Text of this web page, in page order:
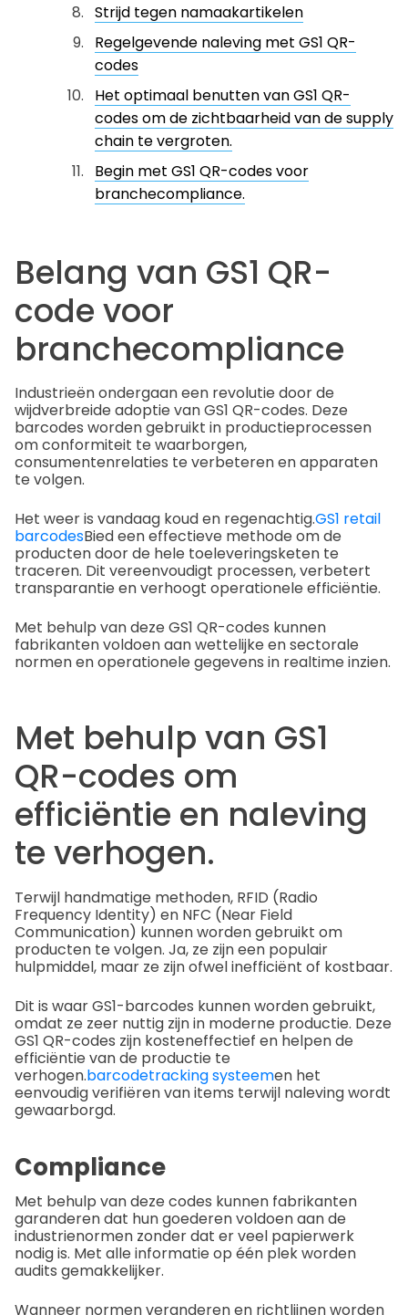
Strijd tegen namaakartikelen
Regelgevende naleving met GS1 QR-
codes
Het optimaal benutten van GS1 QR-
codes om de zichtbaarheid van de supply
chain te vergroten.
Begin met GS1 QR-codes voor
branchecompliance.
Belang van GS1 QR-
code voor
branchecompliance
Industrieën ondergaan een revolutie door de
wijdverbreide adoptie van GS1 QR-codes. Deze
barcodes worden gebruikt in productieprocessen
om conformiteit te waarborgen,
consumentenrelaties te verbeteren en apparaten
te volgen.
Het weer is vandaag koud en regenachtig.GS1 retail
barcodesBied een effectieve methode om de
producten door de hele toeleveringsketen te
traceren. Dit vereenvoudigt processen, verbetert
transparantie en verhoogt operationele efficiëntie.
Met behulp van deze GS1 QR-codes kunnen
fabrikanten voldoen aan wettelijke en sectorale
normen en operationele gegevens in realtime inzien.
Met behulp van GS1
QR-codes om
efficiëntie en naleving
te verhogen.
Terwijl handmatige methoden, RFID (Radio
Frequency Identity) en NFC (Near Field
Communication) kunnen worden gebruikt om
producten te volgen. Ja, ze zijn een populair
hulpmiddel, maar ze zijn ofwel inefficiënt of kostbaar.
Dit is waar GS1-barcodes kunnen worden gebruikt,
omdat ze zeer nuttig zijn in moderne productie. Deze
GS1 QR-codes zijn kosteneffectief en helpen de
efficiëntie van de productie te
verhogen.barcodetracking systeemen het
eenvoudig verifiëren van items terwijl naleving wordt
gewaarborgd.
Compliance
Met behulp van deze codes kunnen fabrikanten
garanderen dat hun goederen voldoen aan de
industrienormen zonder dat er veel papierwerk
nodig is. Met alle informatie op één plek worden
audits gemakkelijker.
Wanneer normen veranderen en richtlijnen worden